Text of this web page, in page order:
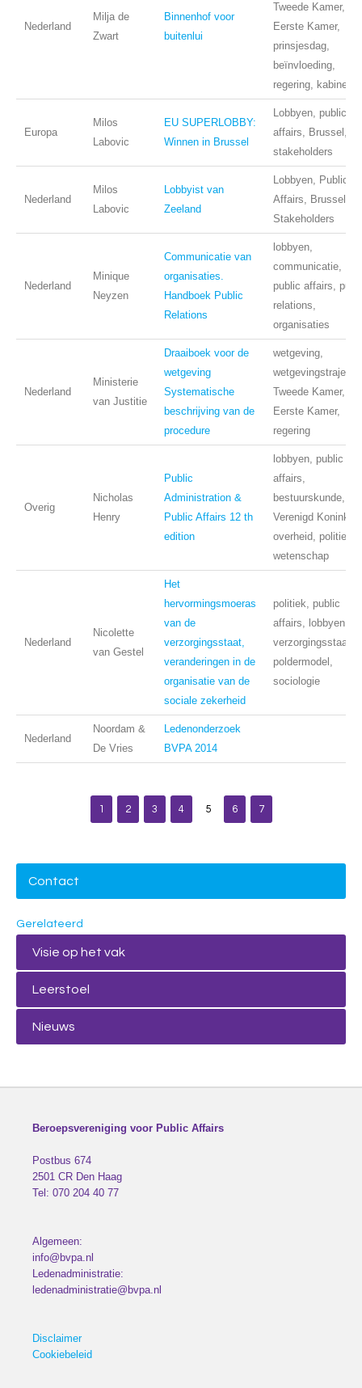
Nederland
Milja de
Zwart
Binnenhof voor
buitenlui
Tweede Kamer,
Eerste Kamer,
prinsjesdag,
beïnvloeding,
regering, kabinet,
Europa
Milos
Labovic
EU SUPERLOBBY:
Winnen in Brussel
Lobbyen, public
affairs, Brussel,
stakeholders
Nederland
Milos
Labovic
Lobbyist van
Zeeland
Lobbyen, Public
Affairs, Brussel,
Stakeholders
Nederland
Minique
Neyzen
Communicatie van
organisaties.
Handboek Public
Relations
lobbyen,
communicatie,
public affairs,
relations,
organisaties
Nederland
Ministerie
van Justitie
Draaiboek voor de
wetgeving
Systematische
beschrijving van de
procedure
wetgeving,
wetgevingstraject,
Tweede Kamer,
Eerste Kamer,
regering
Overig
Nicholas
Henry
Public
Administration &
Public Affairs 12 th
edition
lobbyen, public
affairs,
bestuurskunde,
Verenigd
overheid, politieke
wetenschap
Nederland
Nicolette
van Gestel
Het
hervormingsmoeras
van de
verzorgingsstaat,
veranderingen in de
organisatie van de
sociale zekerheid
politiek, public
affairs, lobbyen,
verzorgingsstaat,
poldermodel,
sociologie
Nederland
Noordam &
De Vries
Ledenonderzoek
BVPA 2014
1 2 3 4 5 6 7
Contact
Gerelateerd
Visie op het vak
Leerstoel
Nieuws
Beroepsvereniging voor Public Affairs
Postbus 674
2501 CR Den Haag
Tel: 070 204 40 77
Algemeen:
info@bvpa.nl
Ledenadministratie:
ledenadministratie@bvpa.nl
Disclaimer
Cookiebeleid